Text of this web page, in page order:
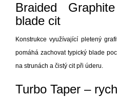
Braided
blade cit
Konstrukce využívající pletený
pomáhá zachovat typický blade
na strunách a čistý cit při úderu.
Turbo Taper –